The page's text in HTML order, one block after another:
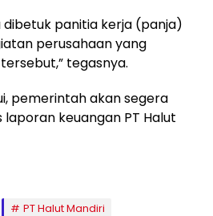
dibetuk panitia kerja (panja)
perusahaan yang
tegasnya.
pemerintah akan segera
keuangan PT Halut
PT Halut Mandiri